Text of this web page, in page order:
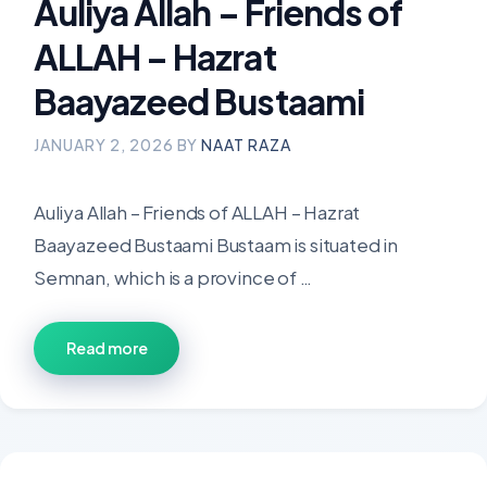
Auliya Allah – Friends of
ALLAH – Hazrat
Baayazeed Bustaami
JANUARY 2, 2026 BY NAAT RAZA
Auliya Allah – Friends of ALLAH – Hazrat
Baayazeed Bustaami Bustaam is situated in
Semnan, which is a province of …
Read more